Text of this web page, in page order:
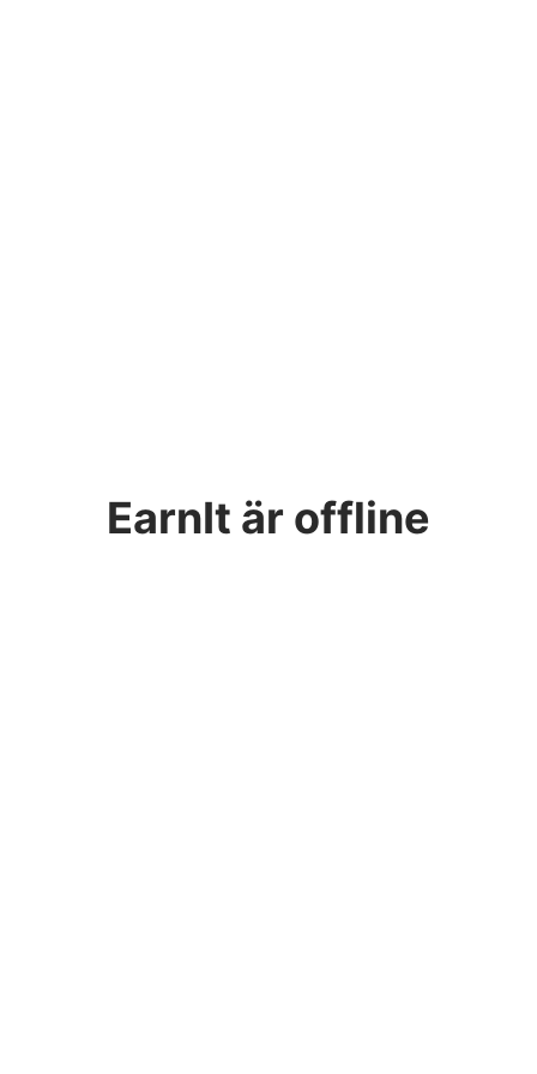
EarnIt är offline